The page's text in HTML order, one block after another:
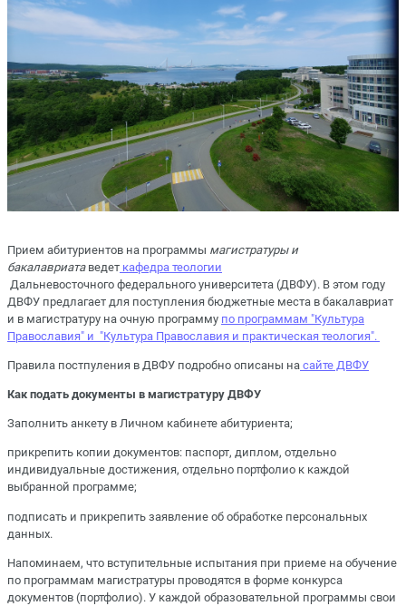
Прием абитуриентов на программы магистратуры и
бакалавриатаведет кафедра теологии
Дальневосточного федерального университета (ДВФУ). В этом году
ДВФУ предлагает для поступления бюджетные места в бакалавриат
и в магистратуру на очную программу по программам "Культура
Православия" и "Культура Православия и практическая теология".
Правила постпуления в ДВФУ подробно описаны на сайте ДВФУ
Как подать документы в магистратуру ДВФУ
Заполнить анкету в Личном кабинете абитуриента;
прикрепить копии документов: паспорт, диплом, отдельно
индивидуальные достижения, отдельно портфолио к каждой
выбранной программе;
подписать и прикрепить заявление об обработке персональных
данных.
Напоминаем, что вступительные испытания при приеме на обучение
по программам магистратуры проводятся в форме конкурса
документов (портфолио). У каждой образовательной программы свои